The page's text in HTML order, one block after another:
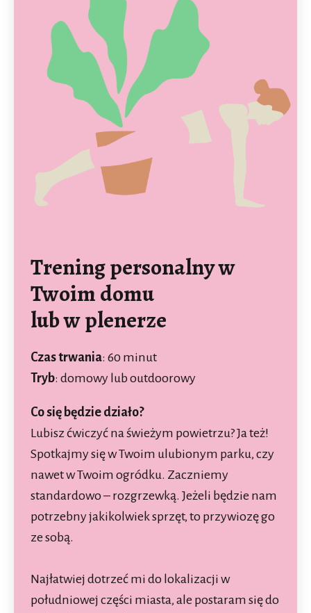
Trening personalny w
Twoim domu
lub w plenerze
Czas trwania: 60 minut
Tryb: domowy lub outdoorowy
Co się będzie działo?
Lubisz ćwiczyć na świeżym powietrzu? Ja też!
Spotkajmy się w Twoim ulubionym parku, czy
nawet w Twoim ogródku. Zaczniemy
standardowo – rozgrzewką. Jeżeli będzie nam
potrzebny jakikolwiek sprzęt, to przywiozę go
ze sobą.
Najłatwiej dotrzeć mi do lokalizacji w
południowej części miasta, ale postaram się do